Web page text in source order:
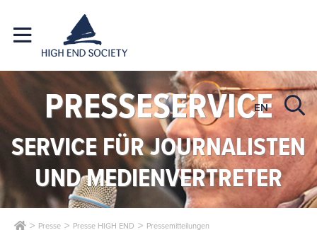
EN
PRESSESERVICE
SERVICE FÜR JOURNALISTEN
UND MEDIENVERTRETER
Presse Presse HIGH END Pressemitteilungen